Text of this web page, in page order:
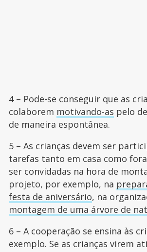
4 – Pode-se conseguir que as
colaborem motivando-as pelo
de maneira espontânea.
5 – As crianças devem ser
tarefas tanto em casa como
ser convidadas na hora de
projeto, por exemplo, na
festa de aniversário, na
montagem de uma árvore de
6 – A cooperação se ensina às
exemplo. Se as crianças virem